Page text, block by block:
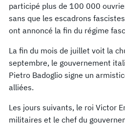
participé plus de 100 000
sans que les escadrons
ont annoncé la fin du régime
La fin du mois de juillet voit la
septembre, le gouvernement
Pietro Badoglio signe un
alliées.
Les jours suivants, le roi Victor
militaires et le chef du